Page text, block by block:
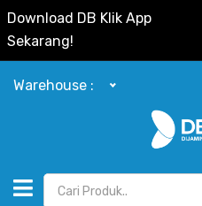
Download DB Klik App
Sekarang!
Warehouse :